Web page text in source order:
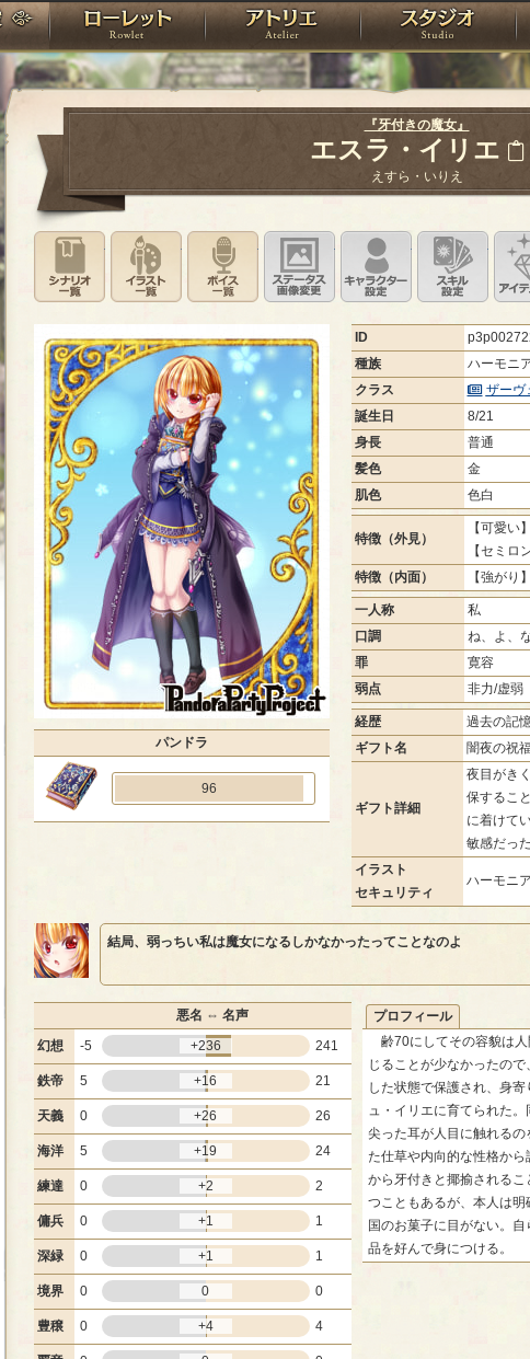
PandoraPartyProject
神殿 ローレット アトリエ
『牙付きの魔女』
エスラ・イリエ
えすら・いりえ
シナリオ一覧イラスト一覧ボイス一覧 ステータス画像変更キャラクター設定
スキ
パンドラ
96
ID
種族
ハーモニ
クラス
ザーヴ
誕生日
8/21
身長
普通
髪色
金
肌色
色白
特徴（外見）
【可愛い
【セミロ
特徴（内面）
【強がり
一人称 私
口調
ね、よ、
罪
寛容
弱点
非力/虚弱
経歴
過去の記
ギフト名
闇夜の祝
ギフト詳細
夜目がき
保するこ
に着けて
敏感だっ
イラスト
セキュリティ
ハーモニ
結局、弱っちい私は魔女になるしかなかったってことなのよ
悪名 ⇔ 名声
幻想
-5 +236 241
鉄帝 5 +16 21
天義 0 +26 26
海洋 5 +19 24
練達 0 +2 2
傭兵 0 +1 1
深緑 0 +1 1
境界 0 0 0
豊穣 0 +4 4
プロフィール
齢70にしてその容貌は人
じることが少なかったの
した状態で保護され、身
ュ・イリエに育てられた。
尖った耳が人目に触れる
た仕草や内向的な性格か
から牙付きと揶揄される
つこともあるが、本人は
国のお菓子に目がない。
品を好んで身につける。